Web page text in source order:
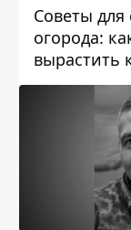
Советы для
огорода:
вырастить